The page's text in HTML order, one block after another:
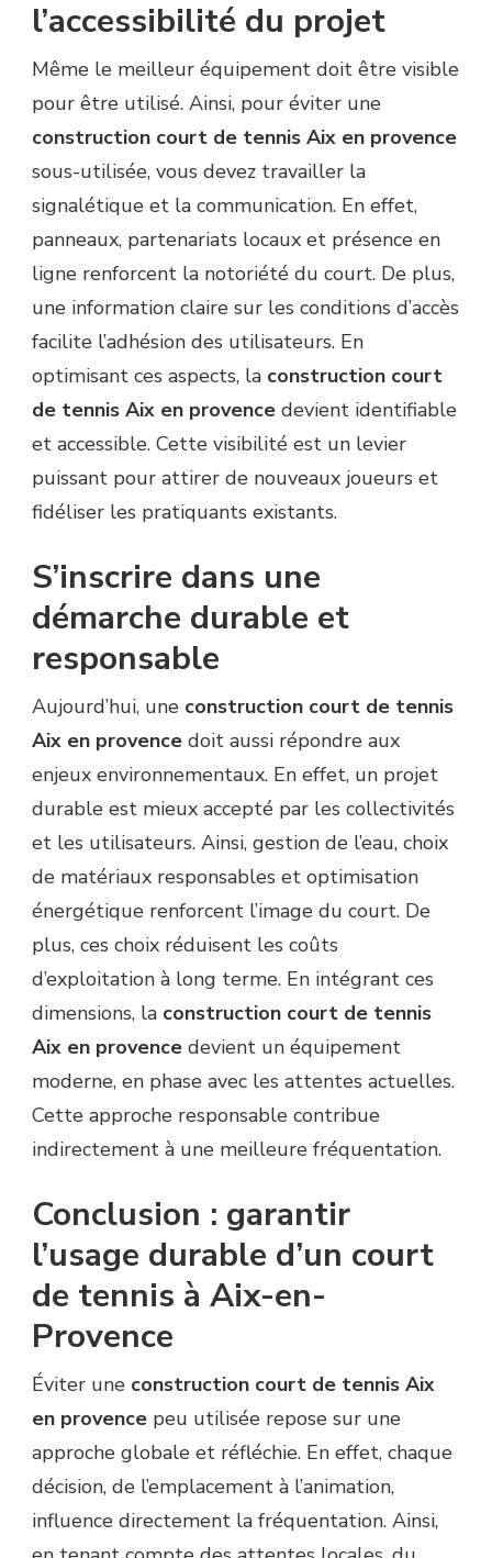
l’accessibilité du projet
Même le meilleur équipement doit être visible
pour être utilisé. Ainsi, pour éviter une
construction court de tennis Aix en provence
sous-utilisée, vous devez travailler la
signalétique et la communication. En effet,
panneaux, partenariats locaux et présence en
ligne renforcent la notoriété du court. De plus,
une information claire sur les conditions d’accès
facilite l’adhésion des utilisateurs. En
optimisant ces aspects, la construction court
de tennis Aix en provence devient identifiable
et accessible. Cette visibilité est un levier
puissant pour attirer de nouveaux joueurs et
fidéliser les pratiquants existants.
S’inscrire dans une
démarche durable et
responsable
Aujourd’hui, une construction court de tennis
Aix en provence doit aussi répondre aux
enjeux environnementaux. En effet, un projet
durable est mieux accepté par les collectivités
et les utilisateurs. Ainsi, gestion de l’eau, choix
de matériaux responsables et optimisation
énergétique renforcent l’image du court. De
plus, ces choix réduisent les coûts
d’exploitation à long terme. En intégrant ces
dimensions, la construction court de tennis
Aix en provence devient un équipement
moderne, en phase avec les attentes actuelles.
Cette approche responsable contribue
indirectement à une meilleure fréquentation.
Conclusion : garantir
l’usage durable d’un court
de tennis à Aix-en-
Provence
Éviter une construction court de tennis Aix
en provence peu utilisée repose sur une
approche globale et réfléchie. En effet, chaque
décision, de l’emplacement à l’animation,
influence directement la fréquentation. Ainsi,